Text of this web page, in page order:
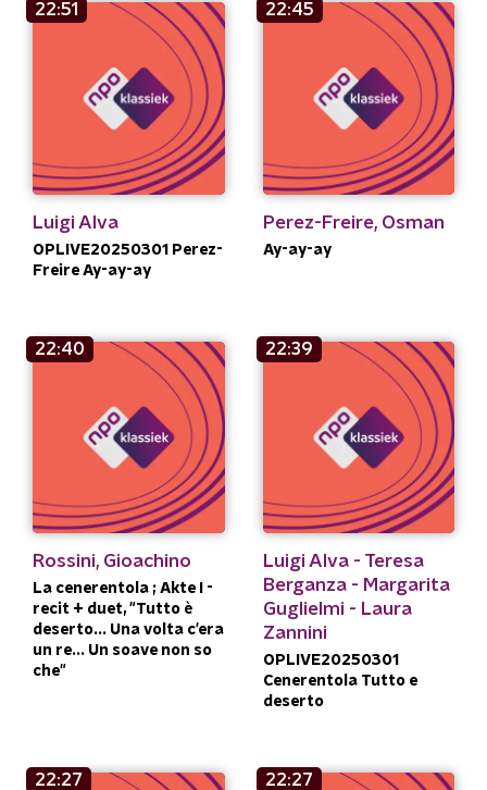
22:51
Luigi Alva
OPLIVE20250301 Perez-
Freire Ay-ay-ay
22:45
Perez-Freire, Osman
Ay-ay-ay
22:40
Rossini, Gioachino
La cenerentola ; Akte I -
recit + duet, "Tutto è
deserto... Una volta c'era
un re... Un soave non so
che"
22:39
Luigi Alva - Teresa
Berganza - Margarita
Guglielmi - Laura
Zannini
OPLIVE20250301
Cenerentola Tutto e
deserto
22:27 22:27